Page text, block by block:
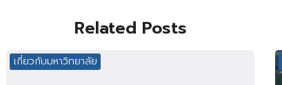
Related Posts
เกี่ยวกับมหาวิทยาลัย